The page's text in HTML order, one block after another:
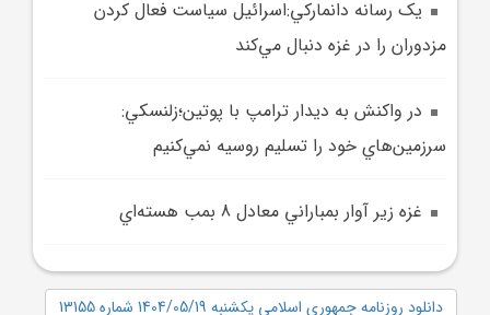
يک رسانه دانمارکي:اسرائيل سياست فعال کردن
مزدوران را در غزه دنبال مي‌کند
در واکنش به ديدار ترامپ با پوتين؛زلنسکي:
سرزمين‌هاي خود را تسليم روسيه نمي‌کنيم
غزه زير آوار بمباراني معادل 8 بمب هسته‌اي
دانلود روزنامه جمهوری اسلامی یکشنبه 1404/05/19 شماره 13155